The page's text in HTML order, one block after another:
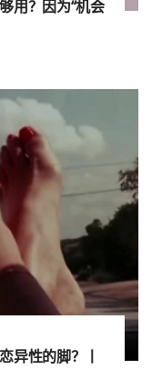
用？因为“机会
异性的脚？丨